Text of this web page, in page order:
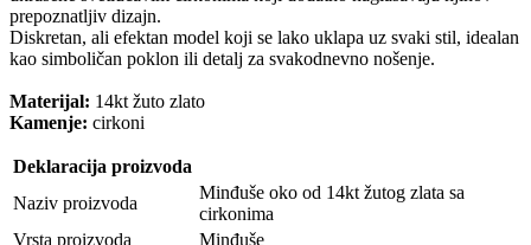
prepoznatljiv dizajn.
Diskretan, ali efektan model koji se lako uklapa uz svaki stil, idealan
kao simboličan poklon ili detalj za svakodnevno nošenje.
Materijal: 14kt žuto zlato
Kamenje: cirkoni
Deklaracija proizvoda
Naziv proizvoda
Minđuše oko od 14kt žutog zlata sa
cirkonima
Vrsta proizvoda
Minđuše